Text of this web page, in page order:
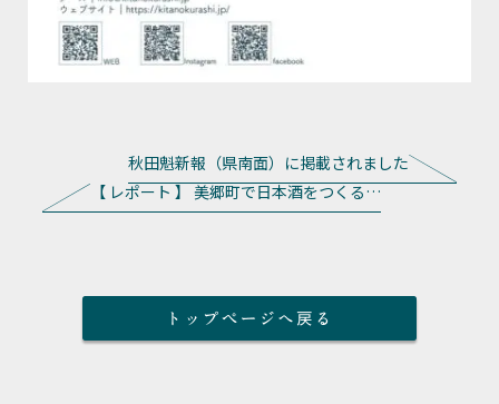
秋田魁新報（県南面）に掲載されました
【 レポート 】 美郷町で日本酒をつくる…